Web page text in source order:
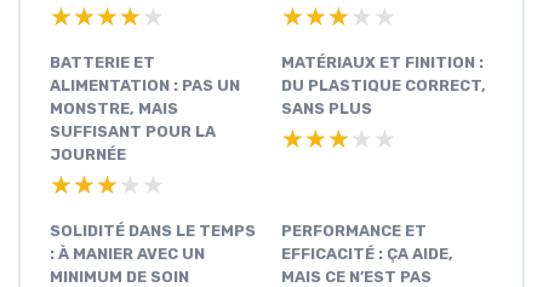
★★★★★
★★★★★ ★★★★★
★★★★★
BATTERIE ET
ALIMENTATION : PAS UN
MONSTRE, MAIS
SUFFISANT POUR LA
JOURNÉE
★★★★★
★★★★★
MATÉRIAUX ET FINITION :
DU PLASTIQUE CORRECT,
SANS PLUS
★★★★★
★★★★★
SOLIDITÉ DANS LE TEMPS
: À MANIER AVEC UN
MINIMUM DE SOIN
PERFORMANCE ET
EFFICACITÉ : ÇA AIDE,
MAIS CE N’EST PAS